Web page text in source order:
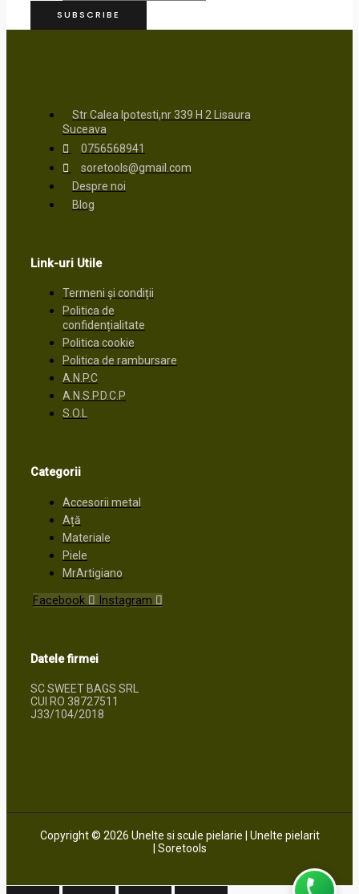
SUBSCRIBE
Str Calea Ipotesti,nr 339 H 2 Lisaura
Suceava
0756568941
soretools@gmail.com
Despre noi
Blog
Link-uri Utile
Termeni și condiții
Politica de
confidențialitate
Politica cookie
Politica de rambursare
A.N.P.C
A.N.S.P.D.C.P
S.O.L
Categorii
Accesorii metal
Ață
Materiale
Piele
MrArtigiano
Facebook Instagram
Datele firmei
SC SWEET BAGS SRL
CUI RO 38727511
J33/104/2018
Copyright © 2026 Unelte si scule pielarie | Unelte pielarit
| Soretools